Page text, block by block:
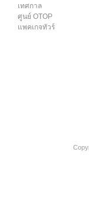
เทศกาล
ศูนย์ OTOP
แพคเกจทัวร์